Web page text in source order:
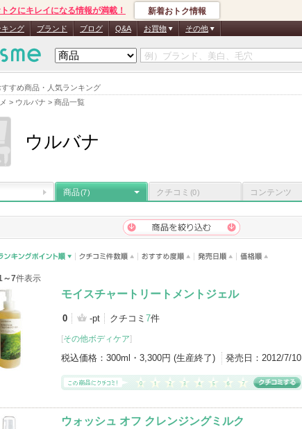
すめ商品・人気ランキング
> ウルバナ > 商品一覧
クにキレイになる情報が満載！ 新着おトク情報
キング ブランド ブログ Q&A お買物 その他
ウルバナ
商品(7) クチコミ (0) コンテンツ
～7件表示
モイスチャートリートメントジェル
0 -pt クチコミ 7件
[その他ボディケア]
税込価格： 300ml・3,300円 (生産終了) 発売日： 2012/7/10
ウォッシュ オフ クレンジングミルク